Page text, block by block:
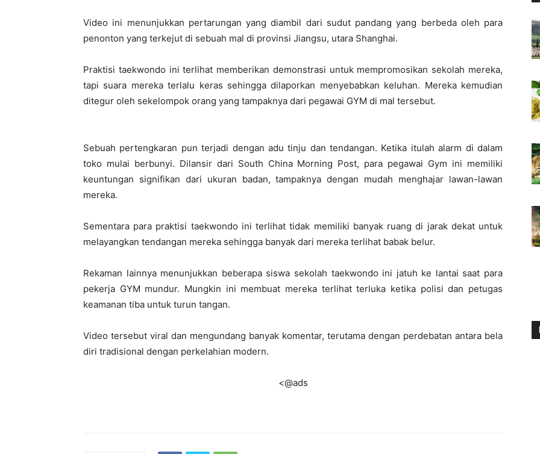
Video ini menunjukkan pertarungan yang diambil dari sudut pandang yang berbeda oleh para
penonton yang terkejut di sebuah mal di provinsi Jiangsu, utara Shanghai.
Praktisi taekwondo ini terlihat memberikan demonstrasi untuk mempromosikan sekolah mereka,
tapi suara mereka terlalu keras sehingga dilaporkan menyebabkan keluhan. Mereka kemudian
ditegur oleh sekelompok orang yang tampaknya dari pegawai GYM di mal tersebut.
Sebuah pertengkaran pun terjadi dengan adu tinju dan tendangan. Ketika itulah alarm di dalam
toko mulai berbunyi. Dilansir dari South China Morning Post, para pegawai Gym ini memiliki
keuntungan signifikan dari ukuran badan, tampaknya dengan mudah menghajar lawan-lawan
mereka.
Sementara para praktisi taekwondo ini terlihat tidak memiliki banyak ruang di jarak dekat untuk
melayangkan tendangan mereka sehingga banyak dari mereka terlihat babak belur.
Rekaman lainnya menunjukkan beberapa siswa sekolah taekwondo ini jatuh ke lantai saat para
pekerja GYM mundur. Mungkin ini membuat mereka terlihat terluka ketika polisi dan petugas
keamanan tiba untuk turun tangan.
Video tersebut viral dan mengundang banyak komentar, terutama dengan perdebatan antara bela
diri tradisional dengan perkelahian modern.
<@ads